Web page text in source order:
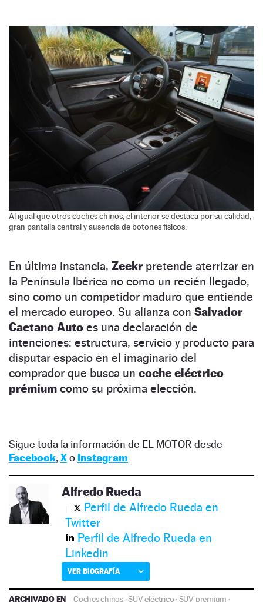
Al igual que otros coches chinos, el interior se destaca por su calidad,
gran pantalla central y ausencia de botones físicos.
En última instancia, Zeekrpretende aterrizar en
la Península Ibérica no como un recién llegado,
sino como un competidor maduro que entiende
el mercado europeo. Su alianza con Salvador
Caetano Auto es una declaración de
intenciones: estructura, servicio y producto para
disputar espacio en el imaginario del
comprador que busca un coche eléctrico
prémium como su próxima elección.
Sigue toda la información de EL MOTOR desde
Facebook, Xo Instagram
Alfredo Rueda
Perfil de Alfredo Rueda en
Twitter
Perfil de Alfredo Rueda en
Linkedin
VER BIOGRAFÍA
ARCHIVADO EN Coches chinos ·SUV eléctrico ·SUV premium ·